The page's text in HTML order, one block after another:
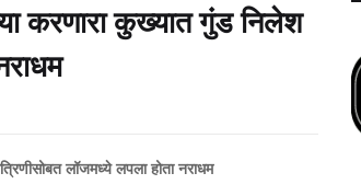
करणारा कुख्यात गुंड निलेश
लॉजमध्ये लपला होता नराधम